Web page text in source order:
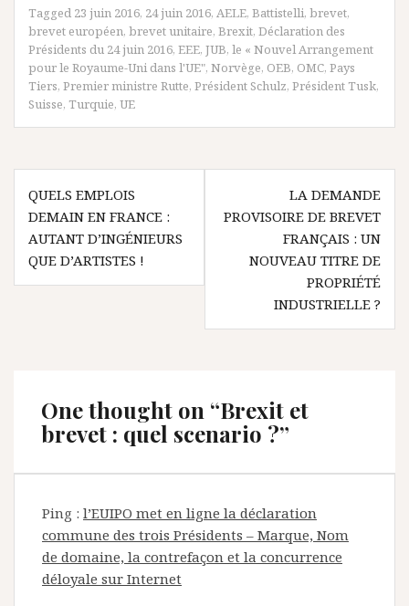
Tagged 23 juin 2016, 24 juin 2016, AELE, Battistelli, brevet,
brevet européen, brevet unitaire, Brexit, Déclaration des
Présidents du 24 juin 2016, EEE, JUB, le « Nouvel Arrangement
pour le Royaume-Uni dans l'UE", Norvège, OEB, OMC, Pays
Tiers, Premier ministre Rutte, Président Schulz, Président Tusk,
Suisse, Turquie, UE
Navigation
de
l’article
QUELS EMPLOIS
DEMAIN EN FRANCE :
AUTANT D’INGÉNIEURS
QUE D’ARTISTES !
LA DEMANDE
PROVISOIRE DE BREVET
FRANÇAIS : UN
NOUVEAU TITRE DE
PROPRIÉTÉ
INDUSTRIELLE ?
One thought on “Brexit et
brevet : quel scenario ?”
Ping : l’EUIPO met en ligne la déclaration
commune des trois Présidents – Marque, Nom
de domaine, la contrefaçon et la concurrence
déloyale sur Internet